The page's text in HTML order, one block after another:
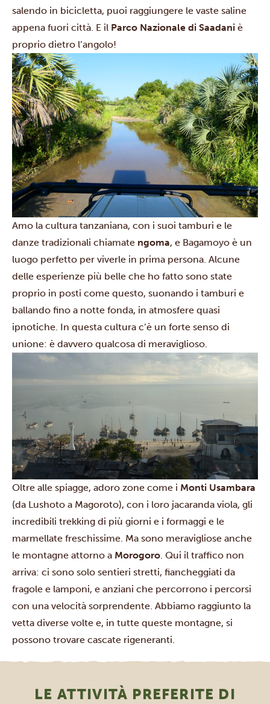
salendo in bicicletta, puoi raggiungere le vaste saline
appena fuori città. E il Parco Nazionale di Saadani è
proprio dietro l’angolo!
Amo la cultura tanzaniana, con i suoi tamburi e le
danze tradizionali chiamate ngoma, e Bagamoyo è un
luogo perfetto per viverle in prima persona. Alcune
delle esperienze più belle che ho fatto sono state
proprio in posti come questo, suonando i tamburi e
ballando fino a notte fonda, in atmosfere quasi
ipnotiche. In questa cultura c’è un forte senso di
unione: è davvero qualcosa di meraviglioso.
Oltre alle spiagge, adoro zone come i Monti Usambara
(da Lushoto a Magoroto), con i loro jacaranda viola, gli
incredibili trekking di più giorni e i formaggi e le
marmellate freschissime. Ma sono meravigliose anche
le montagne attorno a Morogoro. Qui il traffico non
arriva: ci sono solo sentieri stretti, fiancheggiati da
fragole e lamponi, e anziani che percorrono i percorsi
con una velocità sorprendente. Abbiamo raggiunto la
vetta diverse volte e, in tutte queste montagne, si
possono trovare cascate rigeneranti.
LE ATTIVITÀ PREFERITE DI